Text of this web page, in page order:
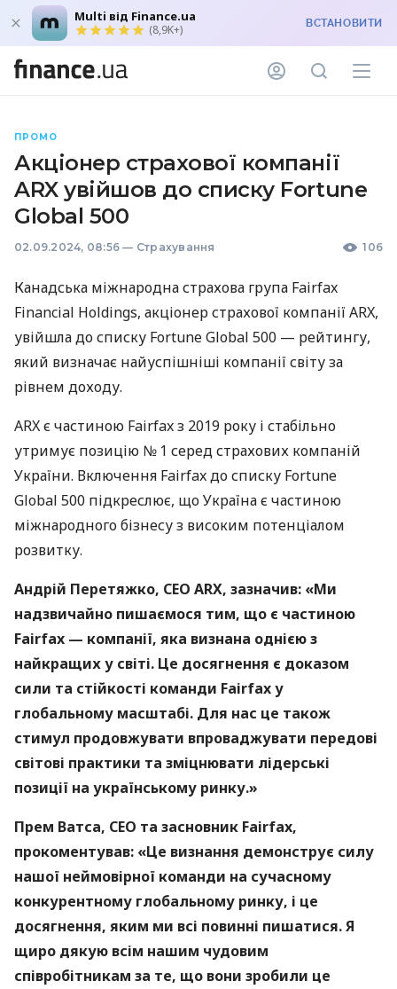
Multi від Finance.ua
(8,9K+) ВСТАНОВИТИ
ПРОМО
Акціонер страхової компанії
ARX увійшов до списку Fortune
Global 500
02.09.2024, 08:56 — Страхування 106
Канадська міжнародна страхова група Fairfax
Financial Holdings, акціонер страхової компанії ARX,
увійшла до списку Fortune Global 500 — рейтингу,
який визначає найуспішніші компанії світу за
рівнем доходу.
ARX є частиною Fairfax з 2019 року і стабільно
утримує позицію № 1 серед страхових компаній
України. Включення Fairfax до списку Fortune
Global 500 підкреслює, що Україна є частиною
міжнародного бізнесу з високим потенціалом
розвитку.
Андрій Перетяжко, СЕО ARX, зазначив: «Ми
надзвичайно пишаємося тим, що є частиною
Fairfax — компанії, яка визнана однією з
найкращих у світі. Це досягнення є доказом
сили та стійкості команди Fairfax у
глобальному масштабі. Для нас це також
стимул продовжувати впроваджувати передові
світові практики та зміцнювати лідерські
позиції на українському ринку.»
Прем Ватса, СЕО та засновник Fairfax,
прокоментував: «Це визнання демонструє силу
нашої неймовірної команди на сучасному
конкурентному глобальному ринку, і це
досягнення, яким ми всі повинні пишатися. Я
щиро дякую всім нашим чудовим
співробітникам за те, що вони зробили це